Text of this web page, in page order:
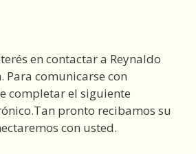
en contactar a Reynaldo
Para comunicarse con
completar el siguiente
pronto recibamos su
con usted.